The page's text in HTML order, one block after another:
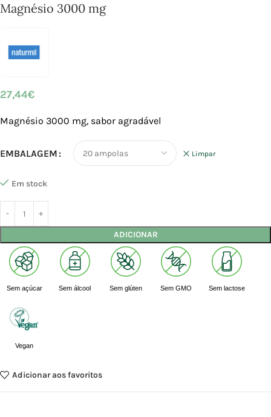
Magnésio 3000 mg
27,44€
Magnésio 3000 mg, sabor agradável
EMBALAGEM Limpar
Em stock
ADICIONAR
Sem açúcar Sem álcool Sem glúten Sem GMO Sem lactose
Vegan
Adicionar aos favoritos